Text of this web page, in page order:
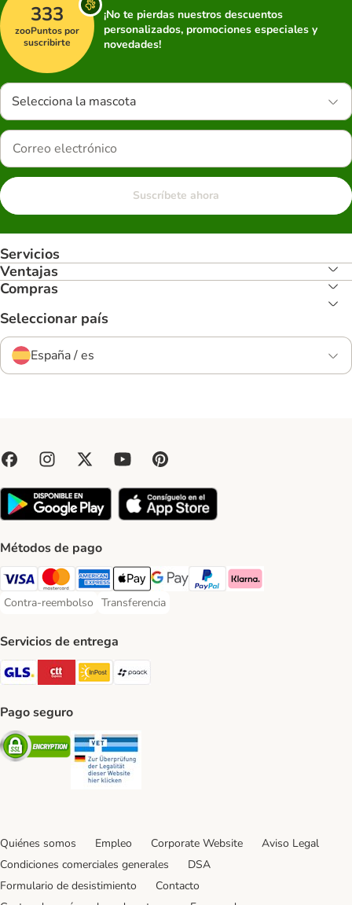
333
zooPuntos por
suscribirte
¡No te pierdas nuestros descuentos
personalizados, promociones especiales y
novedades!
Selecciona la mascota
Suscríbete ahora
Servicios
Ventajas
Compras
Seleccionar país
España / es
Métodos de pago
Visa Payment Method
Mastercard Payment Method
American Express Payment Method
Apple Pay Payment Method
Google Pay Payment Method
PayPal Payment Method
Klarna Payment Method
Contra-reembolso
Contra-reembolso Payment Method
Transferencia
Transferencia Payment Method
Servicios de entrega
GLS Shipping Method
CTTExpress Shipping Method
InPost Shipping Method
Pago seguro
Security
Quiénes somos Empleo Corporate Website
Aviso Legal
Condiciones comerciales generales
DSA
Formulario de desistimiento
Contacto